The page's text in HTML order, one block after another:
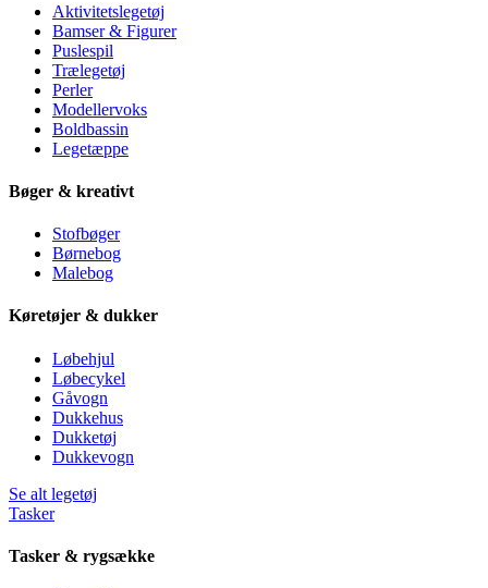
Aktivitetslegetøj
Bamser & Figurer
Puslespil
Trælegetøj
Perler
Modellervoks
Boldbassin
Legetæppe
Bøger & kreativt
Stofbøger
Børnebog
Malebog
Køretøjer & dukker
Løbehjul
Løbecykel
Gåvogn
Dukkehus
Dukketøj
Dukkevogn
Se alt legetøj
Tasker
Tasker & rygsække